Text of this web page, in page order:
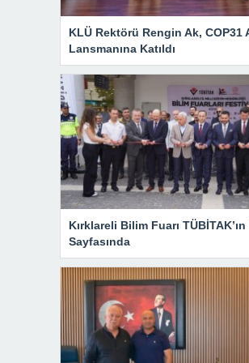
KLÜ Rektörü Rengin Ak, COP31
Lansmanına Katıldı
Kırklareli Bilim Fuarı
Sayfasında